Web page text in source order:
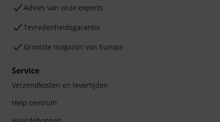
Advies van onze experts
Tevredenheidsgarantie
Grootste magazijn van Europa
Service
Verzendkosten en levertijden
Help centrum